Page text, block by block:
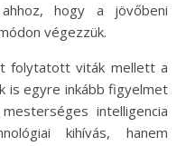
hogy a jövőbeni
végezzük.
folytatott viták mellett a
is egyre inkább figyelmet
intelligencia
kihívás, hanem